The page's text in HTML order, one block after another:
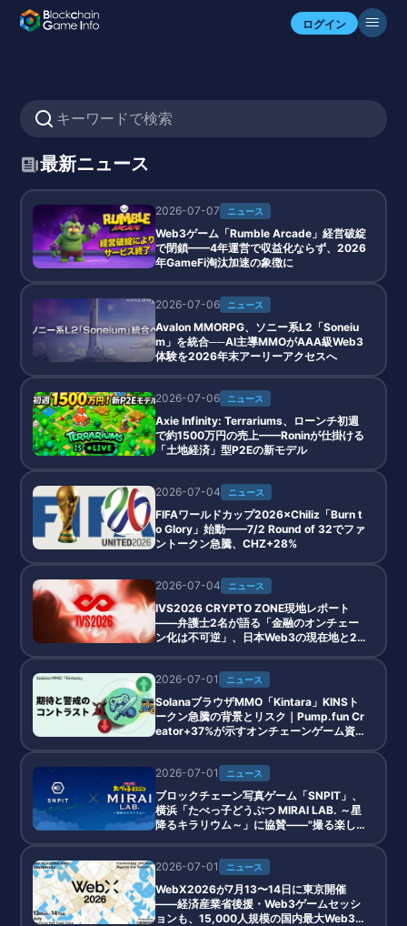
ログイン
最新ニュース
2026-07-07 ニュース
Web3ゲーム「Rumble Arcade」経営破綻
で閉鎖——4年運営で収益化ならず、2026
年GameFi淘汰加速の象徴に
2026-07-06 ニュース
Avalon MMORPG、ソニー系L2「Soneiu
m」を統合──AI主導MMOがAAA級Web3
体験を2026年末アーリーアクセスへ
2026-07-06 ニュース
Axie Infinity: Terrariums、ローンチ初週
で約1500万円の売上——Roninが仕掛ける
「土地経済」型P2Eの新モデル
2026-07-04 ニュース
FIFAワールドカップ2026×Chiliz「Burn t
o Glory」始動——7/2 Round of 32でファ
ントークン急騰、CHZ+28%
2026-07-04 ニュース
IVS2026 CRYPTO ZONE現地レポート
——弁護士2名が語る「金融のオンチェー
ン化は不可逆」、日本Web3の現在地と20
2026-07-01
ニュース
SolanaブラウザMMO「Kintara」KINSト
ークン急騰の背景とリスク｜Pump.fun Cr
eator+37%が示すオンチェーンゲーム資金
2026-07-01
ニュース
ブロックチェーン写真ゲーム「SNPIT」、
横浜「たべっ子どうぶつ MIRAI LAB. ～星
降るキラリウム～」に協賛――"撮る楽し
2026-07-01
ニュース
WebX2026が7月13〜14日に東京開催
——経済産業省後援・Web3ゲームセッシ
ョンも、15,000人規模の国内最大Web3カ